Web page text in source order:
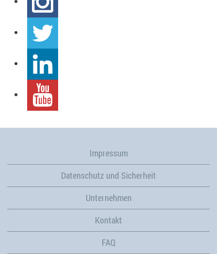
Impressum
Datenschutz und Sicherheit
Unternehmen
Kontakt
FAQ